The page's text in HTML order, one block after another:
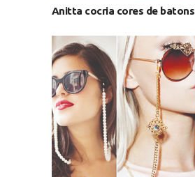
Anitta cocria cores de batons